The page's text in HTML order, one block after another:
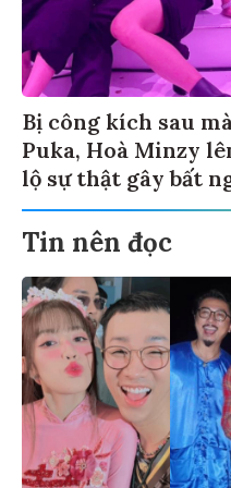
Bị công kích sau
Puka, Hoà Minzy
lộ sự thật gây bất
Tin nên đọc